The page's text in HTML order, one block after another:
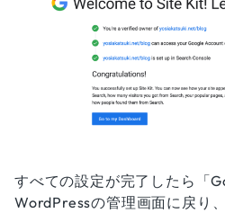
すべての設定が完了したら「
WordPressの管理画面に戻り